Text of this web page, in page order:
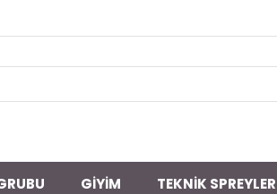
GİYİM TEKNİK SPREYLER